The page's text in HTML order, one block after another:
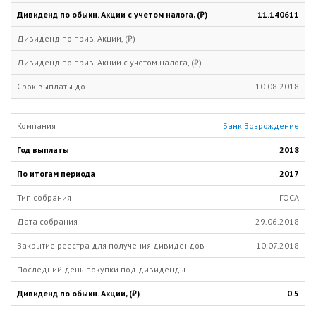
11.140611
-
-
10.08.2018
Банк Возрождение
2018
2017
ГОСА
29.06.2018
10.07.2018
-
0.5